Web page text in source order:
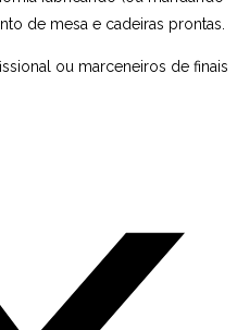
de mesa e cadeiras prontas.
ou marceneiros de finais